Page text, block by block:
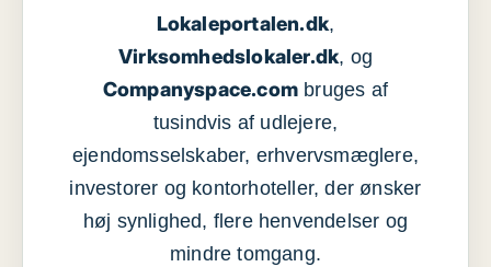
Lokaleportalen.dk,
Virksomhedslokaler.dk, og
Companyspace.com bruges af
tusindvis af udlejere,
ejendomsselskaber, erhvervsmæglere,
investorer og kontorhoteller, der ønsker
høj synlighed, flere henvendelser og
mindre tomgang.